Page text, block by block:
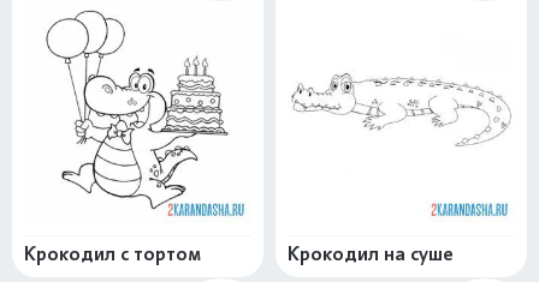
Крокодил с тортом Крокодил на суше